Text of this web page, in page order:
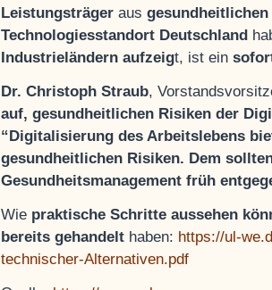
Leistungsträger aus
Technologiesstandort Deutschland
Industrieländern aufzeigt, ist ein
Dr. Christoph Straub,
auf, gesundheitlichen Risiken der
“Digitalisierung des Arbeitslebens
gesundheitlichen Risiken. Dem
Gesundheitsmanagement früh
Wie praktische Schritte aussehen
bereits gehandelt haben: https://ul-
technischer-Alternativen.pdf